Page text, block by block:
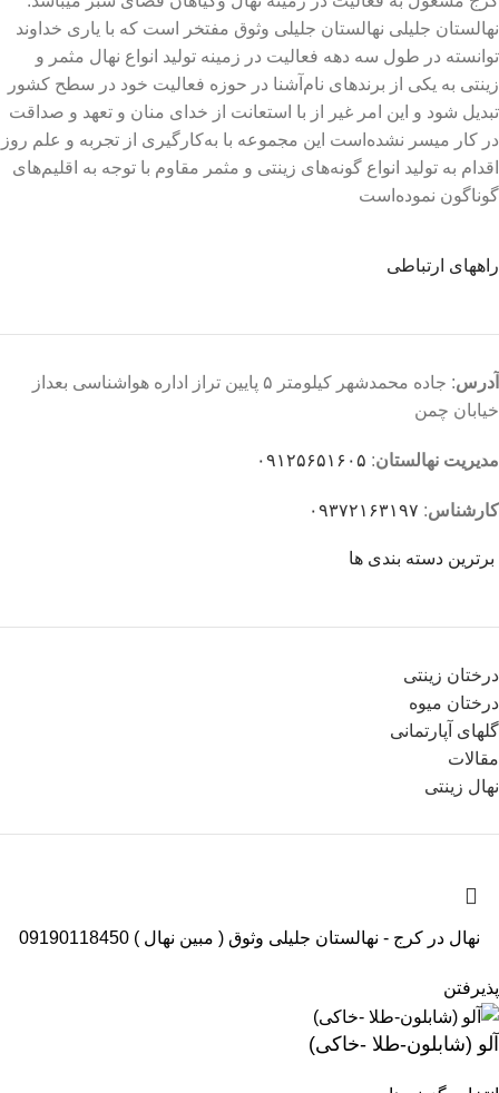
نهالستان جلیلی نهالستان جلیلی وثوق مفتخر است که با یاری خداوند
توانسته در طول سه دهه فعالیت در زمینه تولید انواع نهال مثمر و
زینتی به یکی از برندهای نام‌آشنا در حوزه فعالیت خود در سطح کشور
تبدیل شود و این امر غیر از با استعانت از خدای منان و تعهد و صداقت
در کار میسر نشده‌است این مجموعه با به‌کارگیری از تجربه و علم روز
اقدام به تولید انواع گونه‌های زینتی و مثمر مقاوم با توجه به اقلیم‌های
گوناگون نموده‌است
راههای ارتباطی
آدرس
: جاده محمدشهر کیلومتر ۵ پایین تراز اداره هواشناسی بعداز
خیابان چمن
مدیریت نهالستان: ۰۹۱۲۵۶۵۱۶۰۵
کارشناس: ۰۹۳۷۲۱۶۳۱۹۷
برترین دسته بندی ها
درختان زینتی
درختان میوه
گلهای آپارتمانی
مقالات
نهال زینتی
نهال در کرج - نهالستان جلیلی وثوق ( مبین نهال ) 09190118450
پذیرفتن
آلو (شابلون-طلا -خاکی)